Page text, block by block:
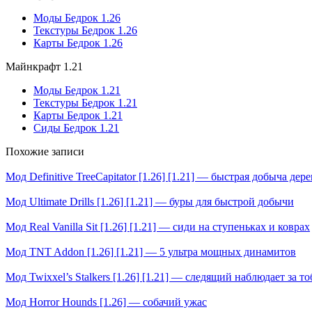
Моды Бедрок 1.26
Текстуры Бедрок 1.26
Карты Бедрок 1.26
Майнкрафт 1.21
Моды Бедрок 1.21
Текстуры Бедрок 1.21
Карты Бедрок 1.21
Сиды Бедрок 1.21
Похожие записи
Мод Definitive TreeCapitator [1.26] [1.21] — быстрая добыча
Мод Ultimate Drills [1.26] [1.21] — буры для быстрой добычи
Мод Real Vanilla Sit [1.26] [1.21] — сиди на ступеньках и коврах
Мод TNT Addon [1.26] [1.21] — 5 ультра мощных динамитов
Мод Twixxel’s Stalkers [1.26] [1.21] — cледящий наблюдает за
Мод Horror Hounds [1.26] — собачий ужас